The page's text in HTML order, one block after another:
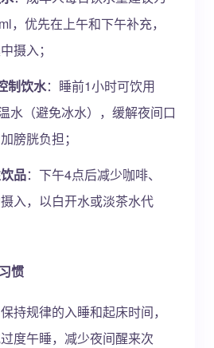
，优先在上午和下午补充，
摄入；
制饮水：睡前1小时可饮用
水（避免冰水），缓解夜间口
膀胱负担；
品：下午4点后减少咖啡、
入，以白开水或淡茶水代
惯
持规律的入睡和起床时间，
度午睡，减少夜间醒来次